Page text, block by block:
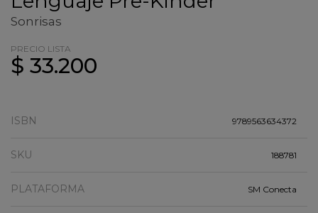
Sonrisas
PRECIO LISTA
$ 33.200
ISBN 9789563634372
SKU 188781
PLATAFORMA SM Conecta